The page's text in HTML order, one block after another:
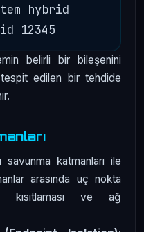
hybrid
belirli bir bileşenini
edilen bir tehdide
savunma katmanları ile
arasında uç nokta
kısıtlaması ve ağ